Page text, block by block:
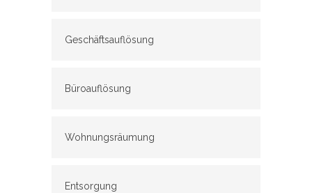
Geschäftsauflösung
Büroauflösung
Wohnungsräumung
Entsorgung